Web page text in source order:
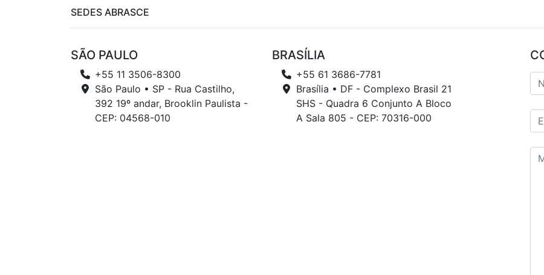
SEDES ABRASCE
SÃO PAULO
+55 11 3506-8300
São Paulo • SP - Rua Castilho,
392 19º andar, Brooklin Paulista -
CEP: 04568-010
BRASÍLIA
+55 61 3686-7781
Brasília • DF - Complexo Brasil 21
SHS - Quadra 6 Conjunto A Bloco
A Sala 805 - CEP: 70316-000